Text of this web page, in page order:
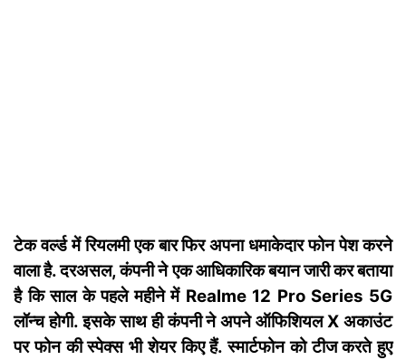
टेक वर्ल्ड में रियलमी एक बार फिर अपना धमाकेदार फोन पेश करने
वाला है. दरअसल, कंपनी ने एक आधिकारिक बयान जारी कर बताया
है कि साल के पहले महीने में Realme 12 Pro Series 5G
लॉन्च होगी. इसके साथ ही कंपनी ने अपने ऑफिशियल X अकाउंट
पर फोन की स्पेक्स भी शेयर किए हैं. स्मार्टफोन को टीज करते हुए